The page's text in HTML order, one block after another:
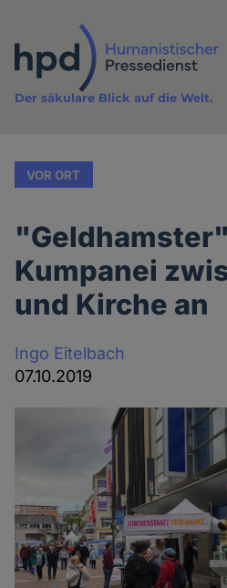
Inhalt
Der säkulare Blick auf die Welt.
VOR ORT
Kumpanei
und Kirche an
Ingo Eitelbach
07.10.2019